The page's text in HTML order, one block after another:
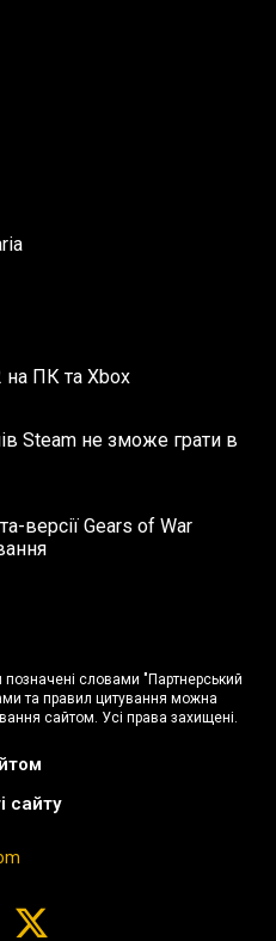
на ПК та Xbox
Steam не зможе грати в
версії Gears of War
позначені словами "Партнерський
та правил цитування можна
сайтом. Усі права захищені.
сайту